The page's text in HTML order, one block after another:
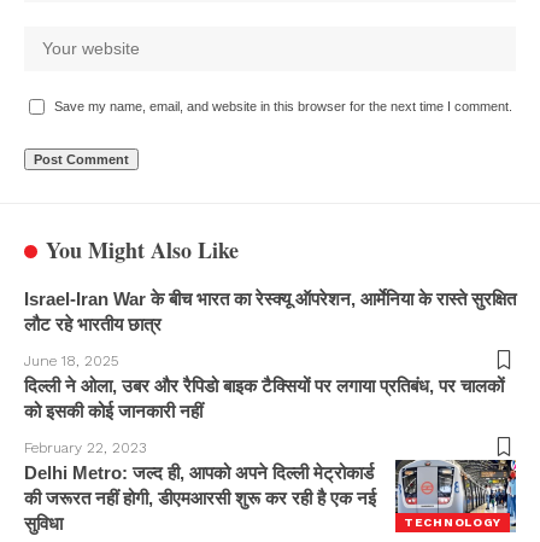
Save my name, email, and website in this browser for the next time I comment.
You Might Also Like
Israel-Iran War के बीच भारत का रेस्क्यू ऑपरेशन, आर्मेनिया के रास्ते सुरक्षित
लौट रहे भारतीय छात्र
June 18, 2025
दिल्ली ने ओला, उबर और रैपिडो बाइक टैक्सियों पर लगाया प्रतिबंध, पर चालकों
को इसकी कोई जानकारी नहीं
February 22, 2023
TECHNOLOGY
Delhi Metro: जल्द ही, आपको अपने दिल्ली मेट्रोकार्ड
की जरूरत नहीं होगी, डीएमआरसी शुरू कर रही है एक नई
सुविधा